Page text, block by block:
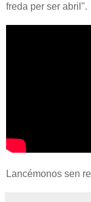
freda per ser abril".
Lancémonos sen